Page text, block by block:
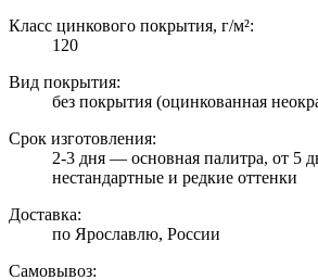
Класс цинкового покрытия, г/м²:
120
Вид покрытия:
без покрытия (оцинкованная
Срок изготовления:
2-3 дня — основная палитра, от 5
нестандартные и редкие оттенки
Доставка:
по Ярославлю, России
Самовывоз: